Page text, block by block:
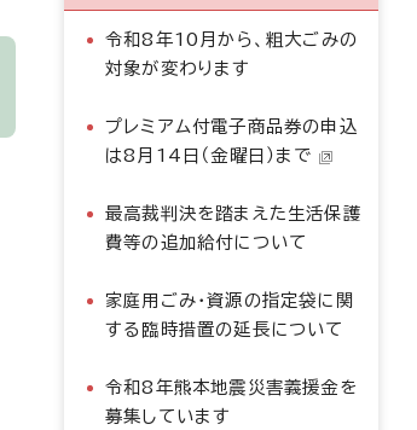
令和8年10月から、粗大ごみの
対象が変わります
プレミアム付電子商品券の申込
は8月14日（金曜日）まで
最高裁判決を踏まえた生活保護
費等の追加給付について
家庭用ごみ・資源の指定袋に関
する臨時措置の延長について
令和8年熊本地震災害義援金を
募集しています